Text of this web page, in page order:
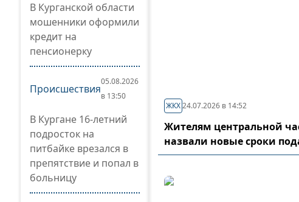
В Курганской области
мошенники оформили
кредит на
пенсионерку
Происшествия
05.08.2026
в 13:50
В Кургане 16-летний
подросток на
питбайке врезался в
препятствие и попал в
больницу
ЖКХ24.07.2026 в 14:52
Жителям центральной
назвали новые сроки